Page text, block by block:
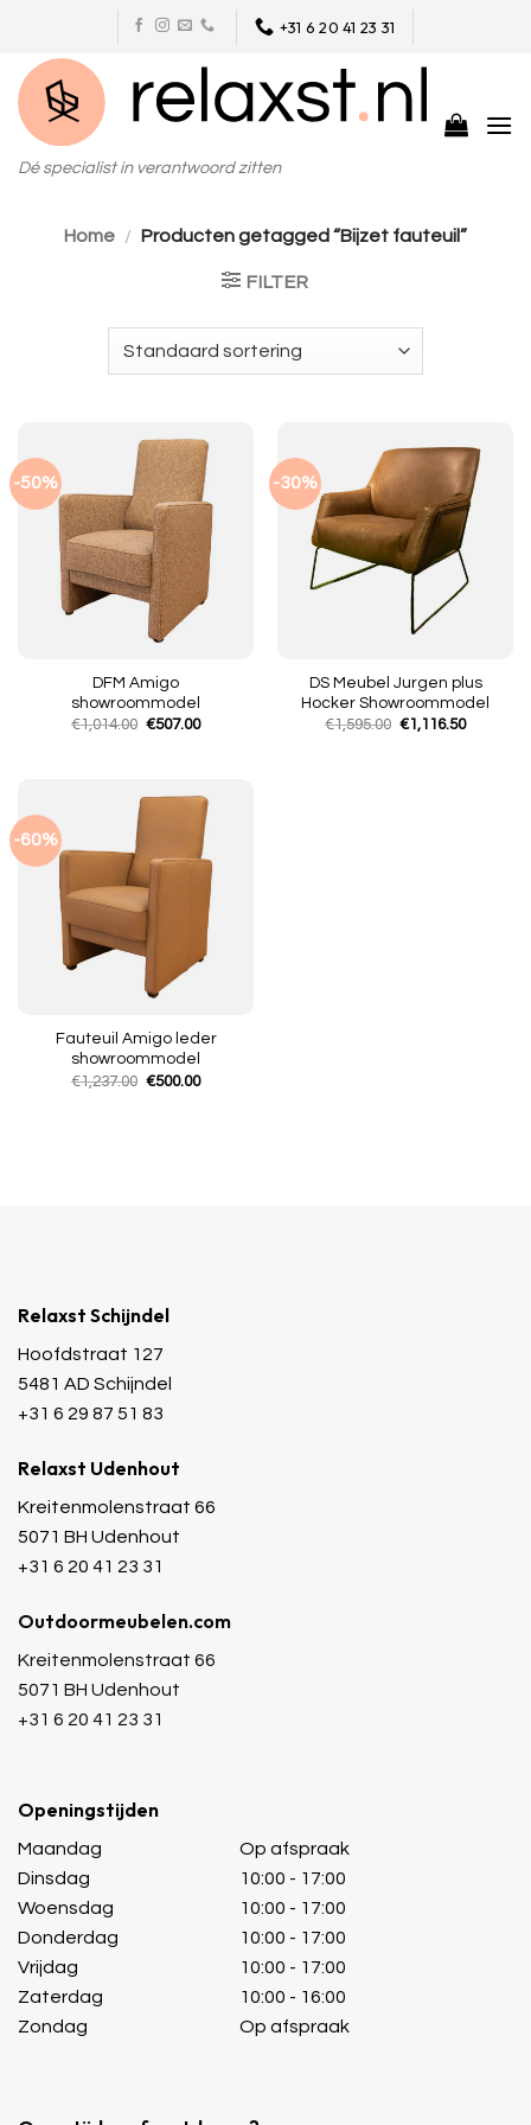
content
+31 6 20 41 23 31
Dé specialist in verantwoord zitten
Home / Producten getagged “Bijzet fauteuil”
FILTER
-50%
DFM Amigo
showroommodel
€1,014.00 Oorspronkelijke
€507.00Huidige
-30%
DS Meubel Jurgen plus
Hocker Showroommodel
€1,595.00 Oorspronkelijke
€1,116.50Huidige
-60%
Fauteuil Amigo leder
showroommodel
€1,237.00 Oorspronkelijke
€500.00Huidige
Relaxst Schijndel
Hoofdstraat 127
5481 AD Schijndel
+31 6 29 87 51 83
Relaxst Udenhout
Kreitenmolenstraat 66
5071 BH Udenhout
+31 6 20 41 23 31
Outdoormeubelen.com
Kreitenmolenstraat 66
5071 BH Udenhout
+31 6 20 41 23 31
Openingstijden
Maandag
Dinsdag
Woensdag
Donderdag
Vrijdag
Zaterdag
Zondag
Op afspraak
10:00 - 17:00
10:00 - 17:00
10:00 - 17:00
10:00 - 17:00
10:00 - 16:00
Op afspraak